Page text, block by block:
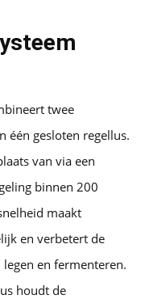
twee
één gesloten regellus.
van via een
binnen 200
maakt
en verbetert de
en fermenteren.
houdt de